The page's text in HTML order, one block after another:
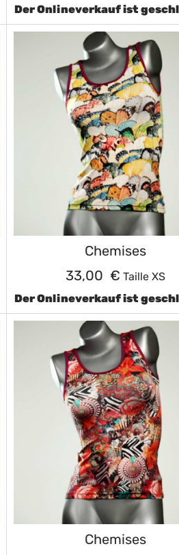
Der Onlineverkauf ist
Chemises
33,00 € Taille XS
Der Onlineverkauf ist
Chemises